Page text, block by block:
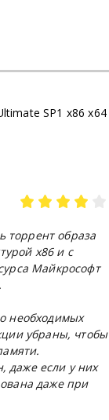
SP1 x86 x64
торрент образа
х86 и с
Майкрософт
необходимых
убраны, чтобы
даже если у них
даже при